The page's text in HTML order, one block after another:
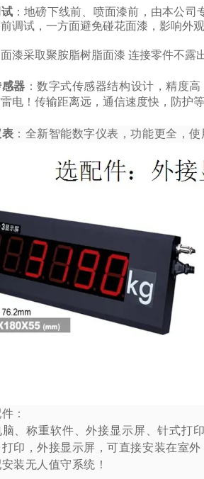
：地磅下线前、喷面漆前，由本公司
调试，一方面避免碰花面漆，影响外
面漆采取聚胺脂树脂面漆 连接零件不露
器 ：数字式传感器结构设计，精度
电！传输距离远，通信速度快，防护
：全新智能数字仪表，功能更全，
：
、称重软件、外接显示屏、针式打
印，外接显示屏，可直接安装在室
装无人值守系统！